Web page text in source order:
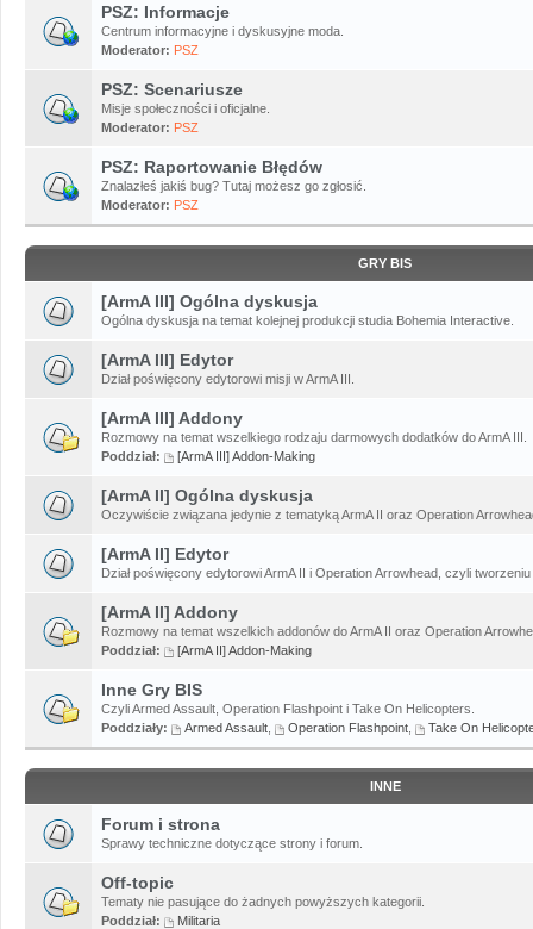
PSZ: Informacje
Centrum informacyjne i dyskusyjne moda.
Moderator: PSZ
PSZ: Scenariusze
Misje społeczności i oficjalne.
Moderator: PSZ
PSZ: Raportowanie Błędów
Znalazłeś jakiś bug? Tutaj możesz go zgłosić.
Moderator: PSZ
GRY BIS
[ArmA III] Ogólna dyskusja
Ogólna dyskusja na temat kolejnej produkcji studia Bohemia Interactive.
[ArmA III] Edytor
Dział poświęcony edytorowi misji w ArmA III.
[ArmA III] Addony
Rozmowy na temat wszelkiego rodzaju darmowych dodatków do ArmA III.
Poddział:
[ArmA III] Addon-Making
[ArmA II] Ogólna dyskusja
Oczywiście związana jedynie z tematyką ArmA II oraz Operation
[ArmA II] Edytor
Dział poświęcony edytorowi ArmA II i Operation Arrowhead, czyli tworzeniu
[ArmA II] Addony
Rozmowy na temat wszelkich addonów do ArmA II oraz Operation
Poddział:
[ArmA II] Addon-Making
Inne Gry BIS
Czyli Armed Assault, Operation Flashpoint i Take On Helicopters.
Poddziały:
Armed Assault Operation Flashpoint Take On
INNE
Forum i strona
Sprawy techniczne dotyczące strony i forum.
Off-topic
Tematy nie pasujące do żadnych powyższych kategorii.
Poddział:
Militaria